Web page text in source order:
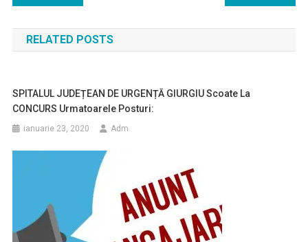
în
articole
RELATED POSTS
SPITALUL JUDEȚEAN DE URGENȚĂ GIURGIU Scoate La
CONCURS Urmatoarele Posturi:
ianuarie 23, 2020 Adm